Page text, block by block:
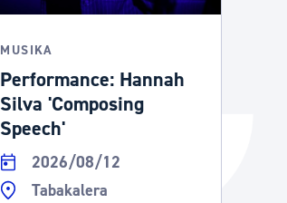
MUSIKA
Performance: Hannah
Silva 'Composing
Speech'
2026/08/12
Tabakalera